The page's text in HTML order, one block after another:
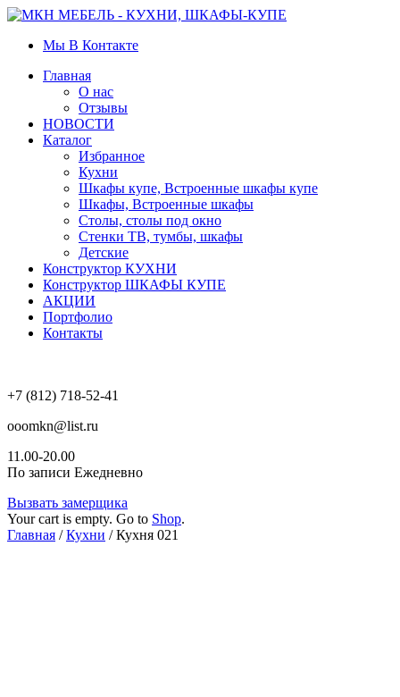
Мы В Контакте
Главная
О нас
Отзывы
НОВОСТИ
Каталог
Избранное
Кухни
Шкафы купе, Встроенные шкафы купе
Шкафы, Встроенные шкафы
Столы, столы под окно
Стенки ТВ, тумбы, шкафы
Детские
Конструктор КУХНИ
Конструктор ШКАФЫ КУПЕ
АКЦИИ
Портфолио
Контакты
+7 (812) 718-52-41
ooomkn@list.ru
11.00-20.00
По записи Ежедневно
Вызвать замерщика
Your cart is empty. Go to Shop.
Главная /Кухни / Кухня 021